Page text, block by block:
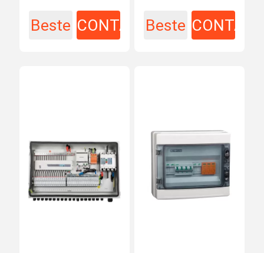
Beste CONTACT
10KA van
IP66 met PC-
Dekking
Beste CONTACT